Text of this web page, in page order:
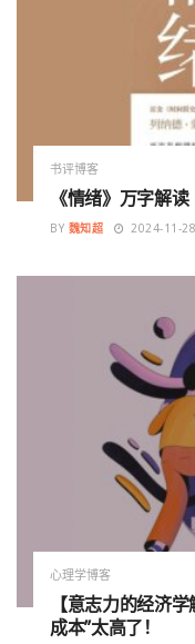
书评博客
《情绪》万字解
BY 魏知超 2024-11-28
心理学博客
【意志力的经济
成本”太高了！